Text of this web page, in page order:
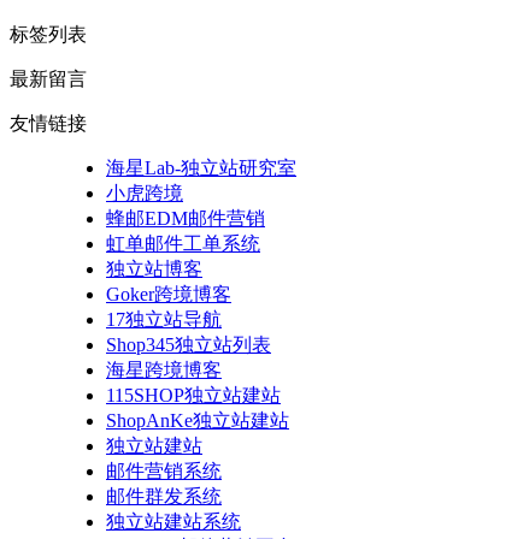
标签列表
最新留言
友情链接
海星Lab-独立站研究室
小虎跨境
蜂邮EDM邮件营销
虹单邮件工单系统
独立站博客
Goker跨境博客
17独立站导航
Shop345独立站列表
海星跨境博客
115SHOP独立站建站
ShopAnKe独立站建站
独立站建站
邮件营销系统
邮件群发系统
独立站建站系统